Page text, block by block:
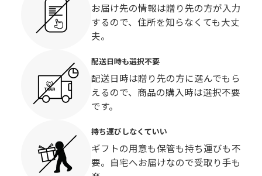
お届け先の情報は贈り先の方が入力
するので、住所を知らなくても大丈
夫。
配送日時も選択不要
配送日時は贈り先の方に選んでもら
えるので、商品の購入時は選択不要
です。
持ち運びしなくていい
ギフトの用意も保管も持ち運びも不
要。自宅へお届けなので受取り手も